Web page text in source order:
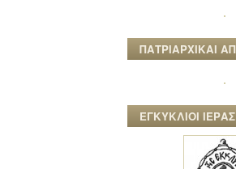
ΠΑΤΡΙΑΡΧΙΚΑΙ
ΕΓΚΥΚΛΙΟΙ